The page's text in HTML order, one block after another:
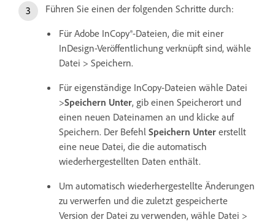
Führen Sie einen der folgenden Schritte durch:
Für Adobe InCopy®-Dateien, die mit einer
InDesign-Veröffentlichung verknüpft sind, wähle
Datei > Speichern.
Für eigenständige InCopy-Dateien wähle Datei
>Speichern Unter, gib einen Speicherort und
einen neuen Dateinamen an und klicke auf
Speichern. Der Befehl Speichern Unter erstellt
eine neue Datei, die die automatisch
wiederhergestellten Daten enthält.
Um automatisch wiederhergestellte Änderungen
zu verwerfen und die zuletzt gespeicherte
Version der Datei zu verwenden, wähle Datei >